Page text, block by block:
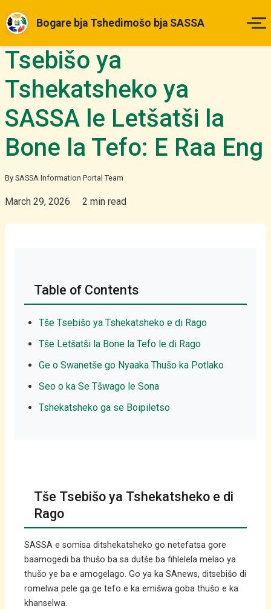
Bogare bja Tshedimošo bja SASSA
Legae
Matšatšikgwedi a Tefo
Ditlhahlo tša Maemo
Diboipiletšo
Sepedi
Tsebišo ya
Tshekatsheko ya
SASSA le Letšatši la
Bone la Tefo: E Raa Eng
By SASSA Information Portal Team
March 29, 2026 2 min read
Table of Contents
Tše Tsebišo ya Tshekatsheko e di Rago
Tše Letšatši la Bone la Tefo le di Rago
Ge o Swanetše go Nyaaka Thušo ka Potlako
Seo o ka Se Tšwago le Sona
Tshekatsheko ga se Boipiletso
Tše Tsebišo ya Tshekatsheko e di
Rago
SASSA e somisa ditshekatsheko go netefatsa gore
baamogedi ba thušo ba sa dutše ba fihlelela melao ya
thušo ye ba e amogelago. Go ya ka SAnews, ditsebišo di
romelwa pele ga ge tefo e ka emišwa goba thušo e ka
khanselwa.